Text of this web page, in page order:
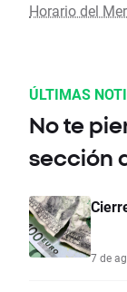
Horario del
ÚLTIMAS
No te
sección
7 de